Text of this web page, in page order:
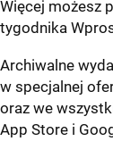
Więcej możesz
tygodnika
Archiwalne
w specjalnej
oraz we
App Store i